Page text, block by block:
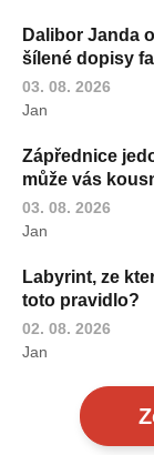
Dalibor Janda
šílené dopisy
03. 08. 2026
Jan
Zápřednice
může vás
03. 08. 2026
Jan
Labyrint, ze
toto pravidlo?
02. 08. 2026
Jan